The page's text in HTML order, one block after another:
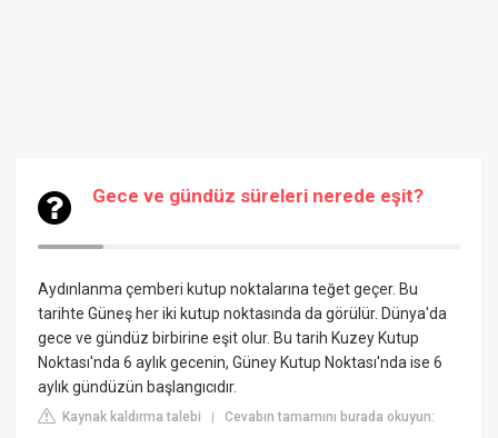
Gece ve gündüz süreleri nerede eşit?
Aydınlanma çemberi kutup noktalarına teğet geçer. Bu
tarihte Güneş her iki kutup noktаsında da görülür. Dünya'da
gece ve gündüz birbirine eşit olur. Bu tarih Kuzey Kutup
Noktası'nda 6 aylık gecenin, Güney Kutup Noktası'nda ise 6
aylık gündüzün başlangıcıdır.
Kaynak kaldırma talebi |Cevabın tamamını burada okuyun: